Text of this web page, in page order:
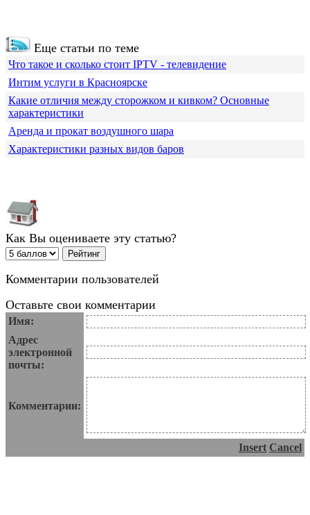
Еще статьи по теме
Что такое и сколько стоит IPTV - телевидение
Интим услуги в Красноярске
Какие отличия между сторожком и кивком? Основные
характеристики
Аренда и прокат воздушного шара
Характеристики разных видов баров
Как Вы оцениваете эту статью?
Комментарии пользователей
Оставьте свои комментарии
Имя:
Адрес
электронной
почты:
Комментарии:
Insert Cancel